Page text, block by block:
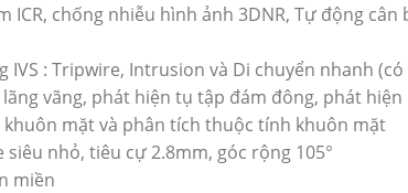
ICR, chống nhiễu hình ảnh 3DNR, Tự động
IVS : Tripwire, Intrusion và Di chuyển nhanh
vãng, phát hiện tụ tập đám đông, phát
mặt và phân tích thuộc tính khuôn mặt
siêu nhỏ, tiêu cự 2.8mm, góc rộng 105°
miền